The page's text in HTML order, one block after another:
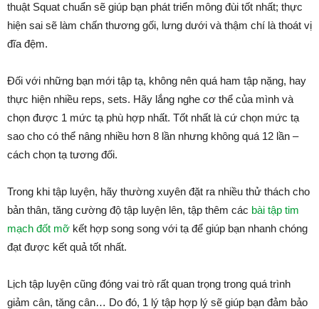
thuật Squat chuẩn sẽ giúp bạn phát triển mông đùi tốt nhất; thực
hiện sai sẽ làm chấn thương gối, lưng dưới và thậm chí là thoát vị
đĩa đệm.
Đối với những bạn mới tập tạ, không nên quá ham tập nặng, hay
thực hiện nhiều reps, sets. Hãy lắng nghe cơ thể của mình và
chọn được 1 mức tạ phù hợp nhất. Tốt nhất là cứ chọn mức tạ
sao cho có thể nâng nhiều hơn 8 lần nhưng không quá 12 lần –
cách chọn tạ tương đối.
Trong khi tập luyện, hãy thường xuyên đặt ra nhiều thử thách cho
bản thân, tăng cường độ tập luyện lên, tập thêm các bài tập tim
mạch đốt mỡ kết hợp song song với tạ để giúp bạn nhanh chóng
đạt được kết quả tốt nhất.
Lịch tập luyện cũng đóng vai trò rất quan trọng trong quá trình
giảm cân, tăng cân… Do đó, 1 lý tập hợp lý sẽ giúp bạn đảm bảo